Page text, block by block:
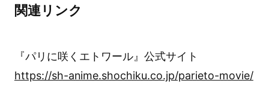
関連リンク
『パリに咲くエトワール』公式サイト
https://sh-anime.shochiku.co.jp/parieto-movie/